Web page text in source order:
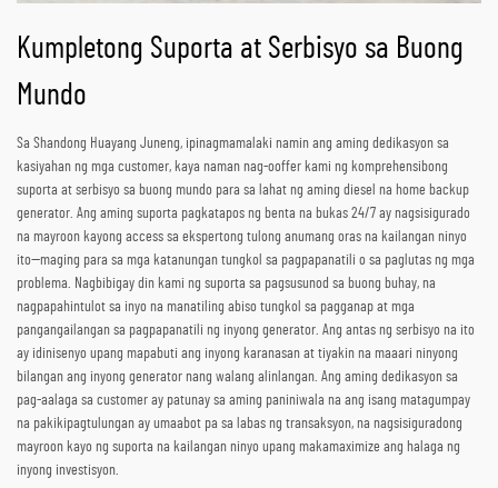
Kumpletong Suporta at Serbisyo sa Buong
Mundo
Sa Shandong Huayang Juneng, ipinagmamalaki namin ang aming dedikasyon sa
kasiyahan ng mga customer, kaya naman nag-ooffer kami ng komprehensibong
suporta at serbisyo sa buong mundo para sa lahat ng aming diesel na home backup
generator. Ang aming suporta pagkatapos ng benta na bukas 24/7 ay nagsisigurado
na mayroon kayong access sa ekspertong tulong anumang oras na kailangan ninyo
ito—maging para sa mga katanungan tungkol sa pagpapanatili o sa paglutas ng mga
problema. Nagbibigay din kami ng suporta sa pagsusunod sa buong buhay, na
nagpapahintulot sa inyo na manatiling abiso tungkol sa pagganap at mga
pangangailangan sa pagpapanatili ng inyong generator. Ang antas ng serbisyo na ito
ay idinisenyo upang mapabuti ang inyong karanasan at tiyakin na maaari ninyong
bilangan ang inyong generator nang walang alinlangan. Ang aming dedikasyon sa
pag-aalaga sa customer ay patunay sa aming paniniwala na ang isang matagumpay
na pakikipagtulungan ay umaabot pa sa labas ng transaksyon, na nagsisiguradong
mayroon kayo ng suporta na kailangan ninyo upang makamaximize ang halaga ng
inyong investisyon.